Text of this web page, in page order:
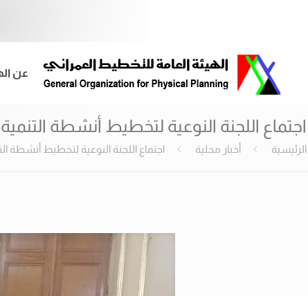
عن
اجتماع اللجنة النوعية لتخطيط أنشطة التنمية
الرئيسية أخبار محلية اجتماع اللجنة النوعية لتخطيط أنشطة